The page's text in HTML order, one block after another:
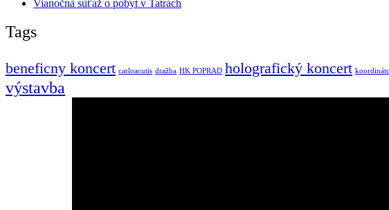
Vianočná súťaž o pobyt v Tatrách
Tags
beneficny koncert carloacutis dražba HK POPRAD holografický koncert
výstavba